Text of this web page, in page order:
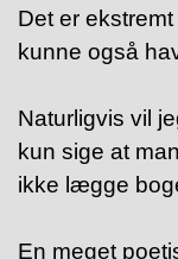
Det er
kunne også
Naturligvis vil
kun sige at
ikke lægge
En meget